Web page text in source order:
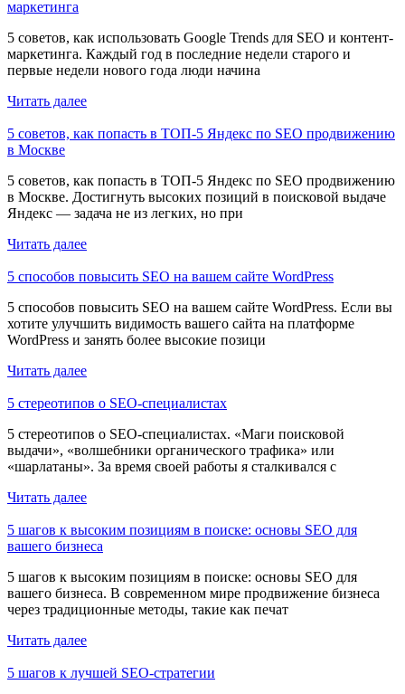
маркетинга
5 советов, как использовать Google Trends для SEO и контент-
маркетинга. Каждый год в последние недели старого и
первые недели нового года люди начина
Читать далее
5 советов, как попасть в ТОП-5 Яндекс по SEO продвижению
в Москве
5 советов, как попасть в ТОП-5 Яндекс по SEO продвижению
в Москве. Достигнуть высоких позиций в поисковой выдаче
Яндекс — задача не из легких, но при
Читать далее
5 способов повысить SEO на вашем сайте WordPress
5 способов повысить SEO на вашем сайте WordPress. Если вы
хотите улучшить видимость вашего сайта на платформе
WordPress и занять более высокие позици
Читать далее
5 стереотипов о SEO-специалистах
5 стереотипов о SEO-специалистах. «Маги поисковой
выдачи», «волшебники органического трафика» или
«шарлатаны». За время своей работы я сталкивался с
Читать далее
5 шагов к высоким позициям в поиске: основы SEO для
вашего бизнеса
5 шагов к высоким позициям в поиске: основы SEO для
вашего бизнеса. В современном мире продвижение бизнеса
через традиционные методы, такие как печат
Читать далее
5 шагов к лучшей SEO-стратегии